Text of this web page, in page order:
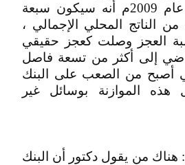
تقدير عجز موازنة عام 2009م أنه سيكون سبعة
الناتج المحلي الإجمالي ،
العجز وصلت كعجز حقيقي
إلى أكثر من تسعة فاصل
أصبح من الصعب على البنك
هذه الموازنة بوسائل غير
هناك من يقول دكتور أن البنك